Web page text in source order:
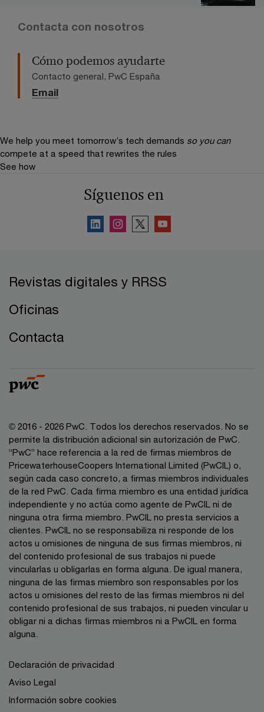
Contacta con nosotros
Cómo podemos ayudarte
Contacto general, PwC España
Email
We help you meet tomorrow’s tech demands so you can
compete at a speed that rewrites the rules
See how
Síguenos en
Revistas digitales y RRSS
Oficinas
Contacta
© 2016 - 2026 PwC. Todos los derechos reservados. No se
permite la distribución adicional sin autorización de PwC.
“PwC” hace referencia a la red de firmas miembros de
PricewaterhouseCoopers International Limited (PwCIL) o,
según cada caso concreto, a firmas miembros individuales
de la red PwC. Cada firma miembro es una entidad jurídica
independiente y no actúa como agente de PwCIL ni de
ninguna otra firma miembro. PwCIL no presta servicios a
clientes. PwCIL no se responsabiliza ni responde de los
actos u omisiones de ninguna de sus firmas miembros, ni
del contenido profesional de sus trabajos ni puede
vincularlas u obligarlas en forma alguna. De igual manera,
ninguna de las firmas miembro son responsables por los
actos u omisiones del resto de las firmas miembros ni del
contenido profesional de sus trabajos, ni pueden vincular u
obligar ni a dichas firmas miembros ni a PwCIL en forma
alguna.
Declaración de privacidad
Aviso Legal
Información sobre cookies